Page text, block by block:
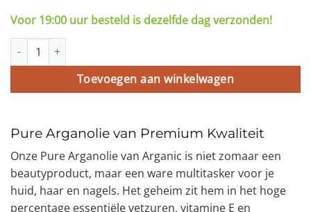
Voor 19:00 uur besteld is dezelfde dag verzonden!
Premium Pure Arganolie 50ml aantal
Toevoegen aan winkelwagen
Pure Arganolie van Premium Kwaliteit
Onze Pure Arganolie van Arganic is niet zomaar een
beautyproduct, maar een ware multitasker voor je
huid, haar en nagels. Het geheim zit hem in het hoge
percentage essentiële vetzuren, vitamine E en